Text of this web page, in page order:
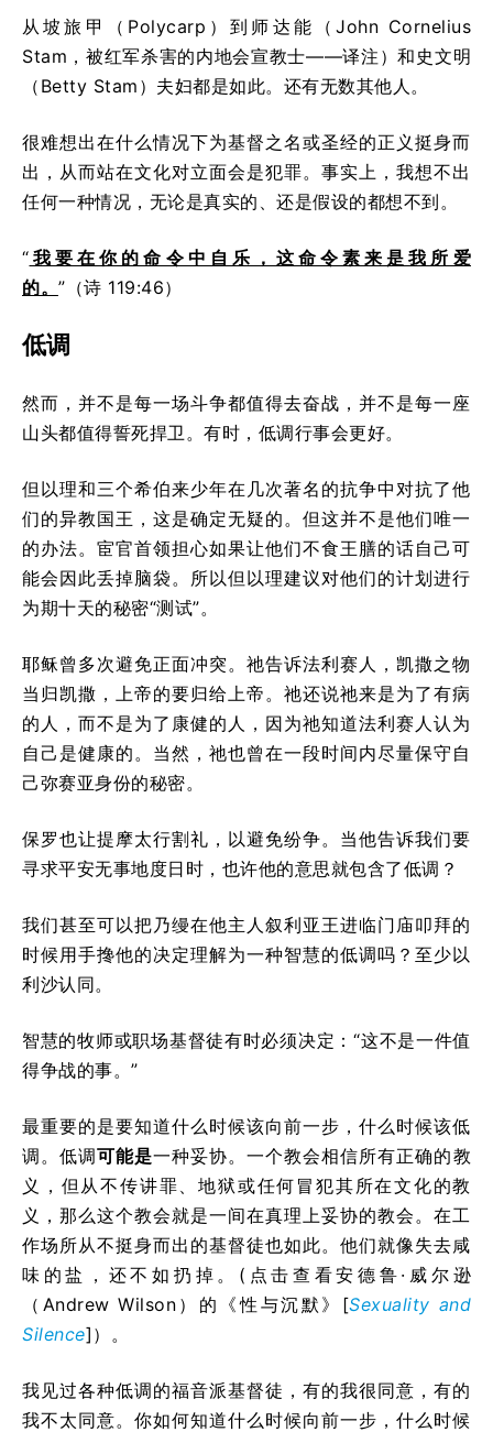
从坡旅甲（Polycarp）到师达能（John Cornelius
Stam，被红军杀害的内地会宣教士——译注）和史文明
（Betty Stam）夫妇都是如此。还有无数其他人。
很难想出在什么情况下为基督之名或圣经的正义挺身而
出，从而站在文化对立面会是犯罪。事实上，我想不出
任何一种情况，无论是真实的、还是假设的都想不到。
“ 我要在你的命令中自乐，这命令素来是我所爱
的。 ”（诗 119:46）
低调
然而，并不是每一场斗争都值得去奋战，并不是每一座
山头都值得誓死捍卫。有时，低调行事会更好。
但以理和三个希伯来少年在几次著名的抗争中对抗了他
们的异教国王，这是确定无疑的。但这并不是他们唯一
的办法。宦官首领担心如果让他们不食王膳的话自己可
能会因此丢掉脑袋。所以但以理建议对他们的计划进行
为期十天的秘密“测试”。
耶稣曾多次避免正面冲突。祂告诉法利赛人，凯撒之物
当归凯撒，上帝的要归给上帝。祂还说祂来是为了有病
的人，而不是为了康健的人，因为祂知道法利赛人认为
自己是健康的。当然，祂也曾在一段时间内尽量保守自
己弥赛亚身份的秘密。
保罗也让提摩太行割礼，以避免纷争。当他告诉我们要
寻求平安无事地度日时，也许他的意思就包含了低调？
我们甚至可以把乃缦在他主人叙利亚王进临门庙叩拜的
时候用手搀他的决定理解为一种智慧的低调吗？至少以
利沙认同。
智慧的牧师或职场基督徒有时必须决定：“这不是一件值
得争战的事。”
最重要的是要知道什么时候该向前一步，什么时候该低
调。低调可能是一种妥协。一个教会相信所有正确的教
义，但从不传讲罪、地狱或任何冒犯其所在文化的教
义，那么这个教会就是一间在真理上妥协的教会。在工
作场所从不挺身而出的基督徒也如此。他们就像失去咸
味的盐，还不如扔掉。(点击查看安德鲁·威尔逊
（Andrew Wilson）的《性与沉默》[Sexuality and
Silence]）。
我见过各种低调的福音派基督徒，有的我很同意，有的
我不太同意。你如何知道什么时候向前一步，什么时候